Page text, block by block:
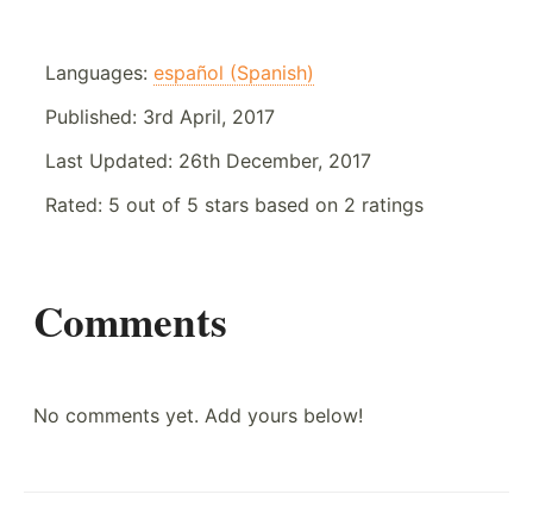
Languages: español (Spanish)
Published: 3rd April, 2017
Last Updated: 26th December, 2017
Rated: 5 out of 5 stars based on 2 ratings
Comments
No comments yet. Add yours below!